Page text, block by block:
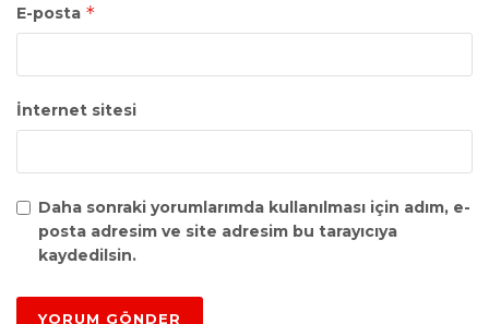
E-posta *
İnternet sitesi
Daha sonraki yorumlarımda kullanılması için adım, e-
posta adresim ve site adresim bu tarayıcıya
kaydedilsin.